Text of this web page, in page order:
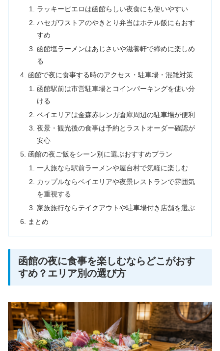
ラッキーピエロは函館らしい夜食にも使いやすい
ハセガワストアのやきとり弁当はホテル飯にもおす
すめ
函館塩ラーメンはあじさいや滋養軒で締めに楽しめ
る
函館で夜に食事する時のアクセス・駐車場・混雑対策
函館駅前は市営駐車場とコインパーキングを使い分
ける
ベイエリアは金森赤レンガ倉庫周辺の駐車場が便利
夜景・観光後の食事は予約とラストオーダー確認が
安心
函館の夜ご飯をシーン別に選ぶおすすめプラン
一人旅なら駅前ラーメンや屋台村で気軽に楽しむ
カップルならベイエリアや夜景レストランで雰囲気
を重視する
家族旅行ならテイクアウトや駐車場付き店舗を選ぶ
まとめ
函館の夜に食事を楽しむならどこがおす
すめ？エリア別の選び方